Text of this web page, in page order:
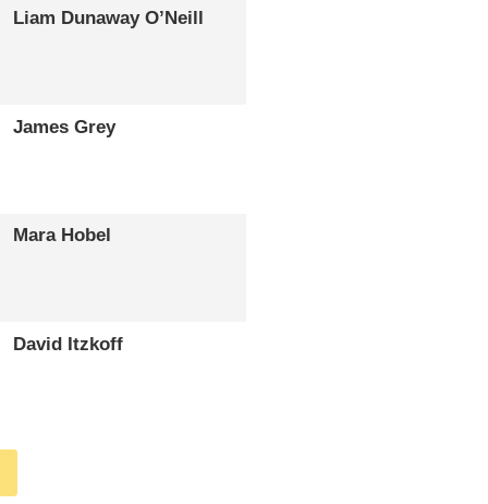
Liam Dunaway O’Neill
James Grey
Mara Hobel
David Itzkoff